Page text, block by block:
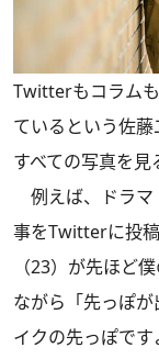
Twitterもコラム
ているという佐藤
すべての写真を見
例えば、ドラマ
事をTwitterに投
（23）が先ほど
ながら「先っぽ
イクの先っぽで